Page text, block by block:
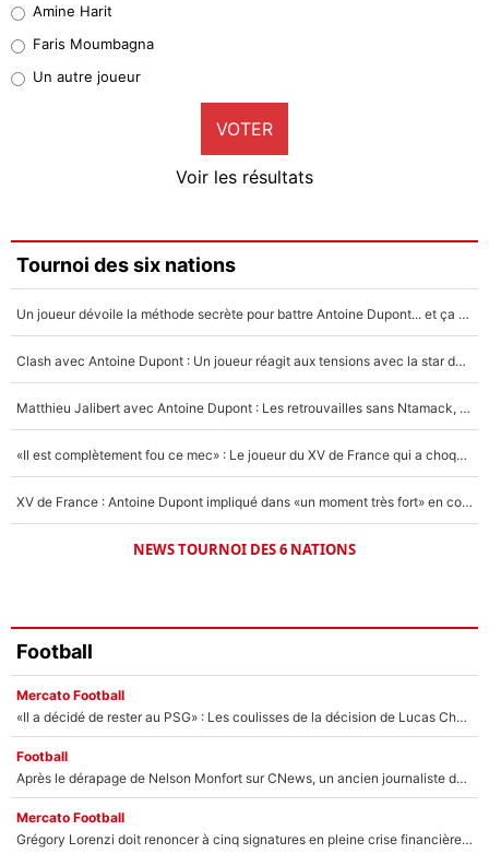
1%
9%
Faris Moumbagna
4%
Un autre joueur
5%
Amine Harit
Faris Moumbagna
Un autre joueur
VOTER
Voir les résultats
Tournoi des six nations
Un joueur dévoile la méthode secrète pour battre Antoine Dupont... et ça marche !
Clash avec Antoine Dupont : Un joueur réagit aux tensions avec la star du XV de France !
Matthieu Jalibert avec Antoine Dupont : Les retrouvailles sans Ntamack, «il y a eu des discussions»
«Il est complètement fou ce mec» : Le joueur du XV de France qui a choqué Matthieu Jalibert !
XV de France : Antoine Dupont impliqué dans «un moment très fort» en coulisses
NEWS TOURNOI DES 6 NATIONS
Football
Mercato Football
«Il a décidé de rester au PSG» : Les coulisses de la décision de Lucas Chevalier pour son transfert
Football
Après le dérapage de Nelson Monfort sur CNews, un ancien journaliste de France Télévisions relance la polémique sur les incendies en Gironde
Mercato Football
Grégory Lorenzi doit renoncer à cinq signatures en pleine crise financière : L’IA propose sept noms à l’OM pour un mercato réussi... à seulement 5M€ !